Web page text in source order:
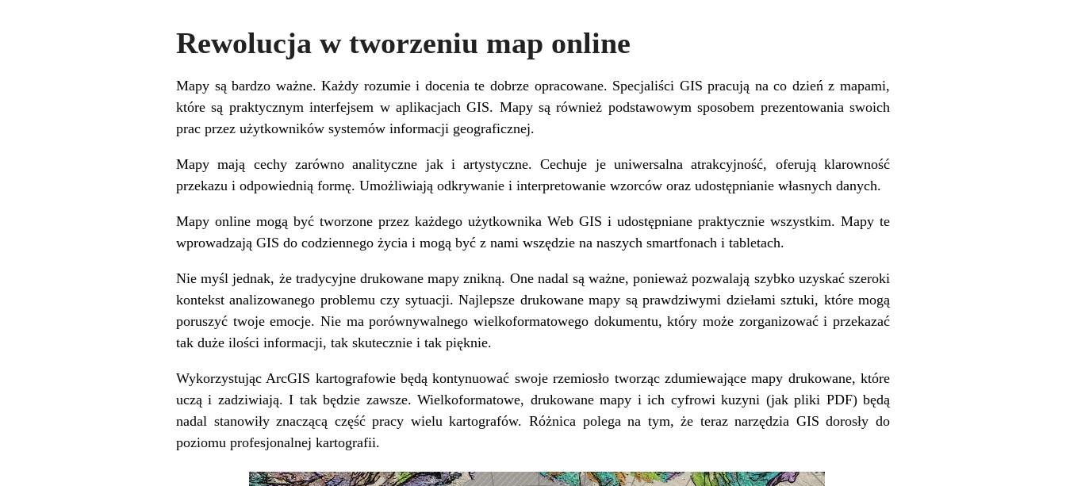
Rewolucja w tworzeniu map online
Mapy są bardzo ważne. Każdy rozumie i docenia te dobrze opracowane. Specjaliści GIS pracują na co dzień z mapami,
które są praktycznym interfejsem w aplikacjach GIS. Mapy są również podstawowym sposobem prezentowania swoich
prac przez użytkowników systemów informacji geograficznej.
Mapy mają cechy zarówno analityczne jak i artystyczne. Cechuje je uniwersalna atrakcyjność, oferują klarowność
przekazu i odpowiednią formę. Umożliwiają odkrywanie i interpretowanie wzorców oraz udostępnianie własnych danych.
Mapy online mogą być tworzone przez każdego użytkownika Web GIS i udostępniane praktycznie wszystkim. Mapy te
wprowadzają GIS do codziennego życia i mogą być z nami wszędzie na naszych smartfonach i tabletach.
Nie myśl jednak, że tradycyjne drukowane mapy znikną. One nadal są ważne, ponieważ pozwalają szybko uzyskać szeroki
kontekst analizowanego problemu czy sytuacji. Najlepsze drukowane mapy są prawdziwymi dziełami sztuki, które mogą
poruszyć twoje emocje. Nie ma porównywalnego wielkoformatowego dokumentu, który może zorganizować i przekazać
tak duże ilości informacji, tak skutecznie i tak pięknie.
Wykorzystując ArcGIS kartografowie będą kontynuować swoje rzemiosło tworząc zdumiewające mapy drukowane, które
uczą i zadziwiają. I tak będzie zawsze. Wielkoformatowe, drukowane mapy i ich cyfrowi kuzyni (jak pliki PDF) będą
nadal stanowiły znaczącą część pracy wielu kartografów. Różnica polega na tym, że teraz narzędzia GIS dorosły do
poziomu profesjonalnej kartografii.